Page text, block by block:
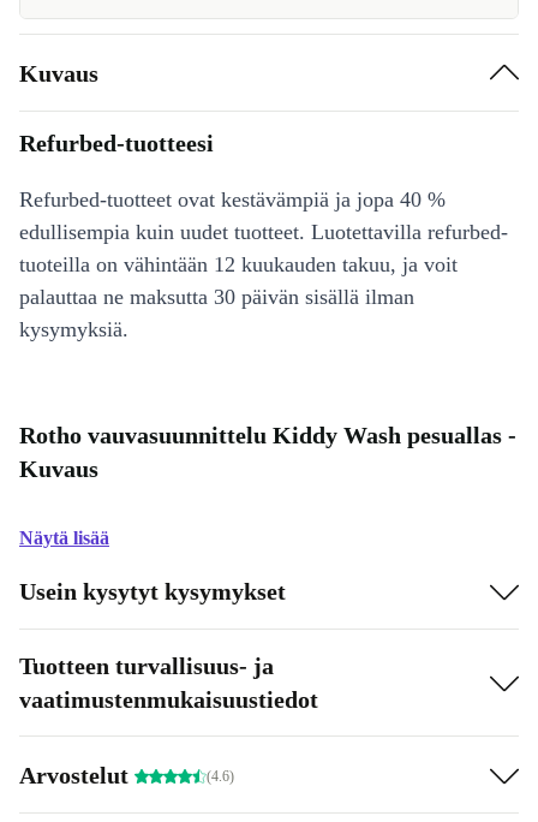
Kuvaus
Refurbed-tuotteesi
Refurbed-tuotteet ovat kestävämpiä ja jopa 40 %
edullisempia kuin uudet tuotteet. Luotettavilla refurbed-
tuoteilla on vähintään 12 kuukauden takuu, ja voit
palauttaa ne maksutta 30 päivän sisällä ilman
kysymyksiä.
Rotho vauvasuunnittelu Kiddy Wash pesuallas -
Kuvaus
Näytä lisää
Usein kysytyt kysymykset
Tuotteen turvallisuus- ja
vaatimustenmukaisuustiedot
Arvostelut (4.6)